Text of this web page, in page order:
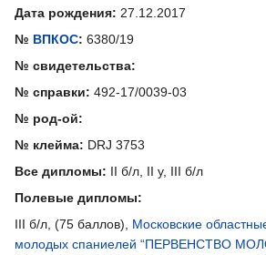
Дата рождения: 27.12.2017
№ ВПКОС: 6380/19
№ свидетельства:
№ справки: 492-17/0039-03
№ род-ой:
№ клейма: DRJ 3753
Все дипломы: II б/л, II у, III б/л
Полевые дипломы:
III б/л, (75 баллов), Московские
молодых спаниелей “ПЕРВЕНСТВО